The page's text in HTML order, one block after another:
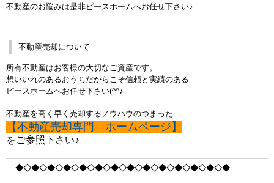
不動産のお悩みは是非ピースホームへお任せ下さい♪
不動産売却について
所有不動産はお客様の大切なご資産です。
想いいれのあるおうちだからこそ信頼と実績のある
ピースホームへお任せ下さい(^^♪
不動産を高く早く売却するノウハウのつまった
【不動産売却専門 ホームページ】
をご参照下さい♪
◆◇◆◇◆◇◆◇◆◇◆◇◆◇◆◇◆◇◆◇◆◇◆◇◆◇◆